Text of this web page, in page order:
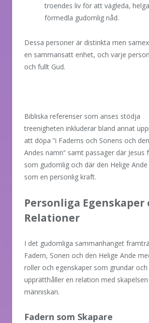
troendes liv för att vägleda,
förmedla gudomlig nåd.
Dessa personer är distinkta men
en sammansatt enhet, och varje
och fullt Gud.
Bibliska referenser som anses stödja
treenigheten inkluderar bland annat
att döpa ”i Faderns och Sonens och
Andes namn” samt passager där Jesus
som gudomlig och där den Helige Ande
som en personlig kraft.
Personliga Egenskaper
Relationer
I det gudomliga sammanhanget
Fadern, Sonen och den Helige Ande
roller och egenskaper som grundar och
upprätthåller en relation med
människan.
Fadern som Skapare